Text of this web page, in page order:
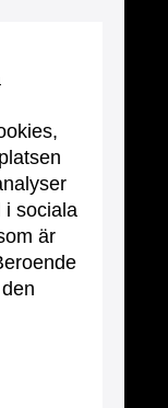
i sociala
är